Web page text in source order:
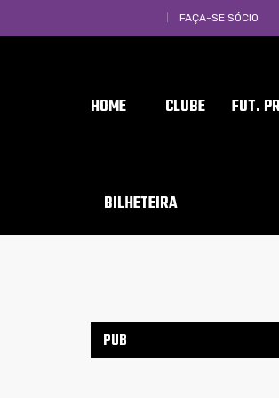
FAÇA-SE SÓCIO
HOME CLUBE FUT.
BILHETEIRA
PUB